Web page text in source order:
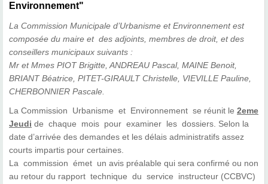
Environnement"
La Commission Municipale d’Urbanisme et Environnement est
composée du maire et des adjoints, membres de droit, et des
conseillers municipaux suivants :
Mr et Mmes PIOT Brigitte, ANDREAU Pascal, MAINE Benoit,
BRIANT Béatrice, PITET-GIRAULT Christelle, VIEVILLE Pauline,
CHERBONNIER Pascale.
La Commission Urbanisme et Environnement se réunit le 2eme
Jeudi de chaque mois pour examiner les dossiers. Selon la
date d’arrivée des demandes et les délais administratifs assez
courts impartis pour certaines.
La commission émet un avis préalable qui sera confirmé ou non
au retour du rapport technique du service instructeur (CCBVC)